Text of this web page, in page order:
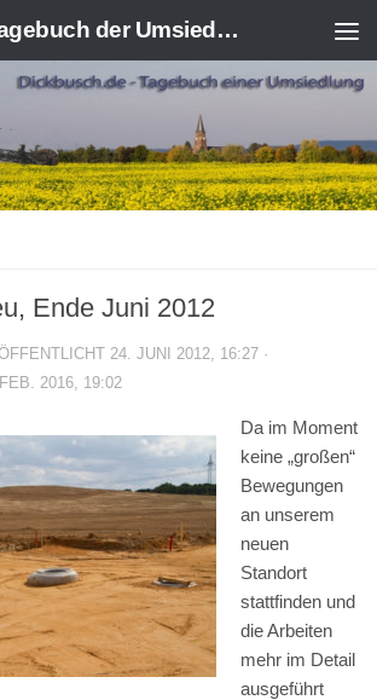
Dickbusch - Tagebuch der Umsiedlung von Kerpen-Manheim
Ende Juni 2012
24. JUNI 2012, 16:27 ·
2016, 19:02
Da im Moment
keine „großen“
Bewegungen
an unserem
neuen
Standort
stattfinden und
die Arbeiten
mehr im Detail
ausgeführt